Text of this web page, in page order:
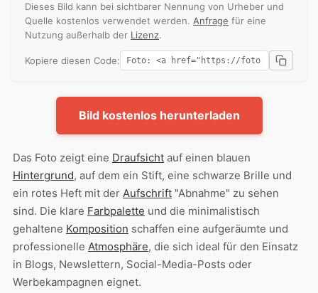
Dieses Bild kann bei sichtbarer Nennung von Urheber und
Quelle kostenlos verwendet werden. Anfrage für eine
Nutzung außerhalb der Lizenz.
Kopiere diesen Code:
Bild kostenlos herunterladen
Das Foto zeigt eine Draufsicht auf einen blauen
Hintergrund, auf dem ein Stift, eine schwarze Brille und
ein rotes Heft mit der Aufschrift "Abnahme" zu sehen
sind. Die klare Farbpalette und die minimalistisch
gehaltene Komposition schaffen eine aufgeräumte und
professionelle Atmosphäre, die sich ideal für den Einsatz
in Blogs, Newslettern, Social-Media-Posts oder
Werbekampagnen eignet.